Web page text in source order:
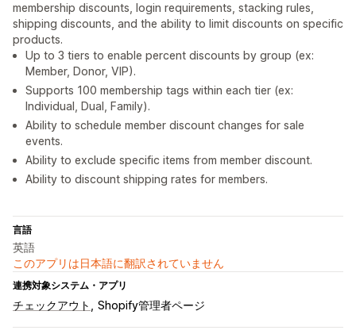
membership discounts, login requirements, stacking rules,
shipping discounts, and the ability to limit discounts on specific
products.
Up to 3 tiers to enable percent discounts by group (ex:
Member, Donor, VIP).
Supports 100 membership tags within each tier (ex:
Individual, Dual, Family).
Ability to schedule member discount changes for sale
events.
Ability to exclude specific items from member discount.
Ability to discount shipping rates for members.
言語
英語
このアプリは日本語に翻訳されていません
連携対象システム・アプリ
チェックアウト Shopify管理者ページ